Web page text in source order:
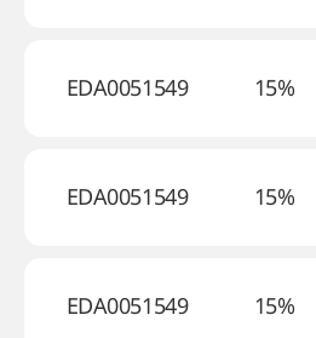
EDA0051549 15%
EDA0051549 15%
EDA0051549 15%